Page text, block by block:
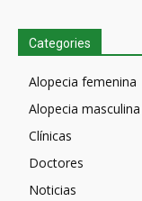
Categories
Alopecia femenina
Alopecia masculina
Clínicas
Doctores
Noticias